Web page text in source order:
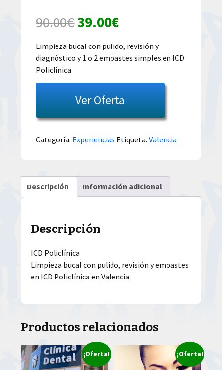
90.00€El
precio
original
era:
90.00€.
39.00€El
precio
actual
es:
39.00€.
Limpieza bucal con pulido, revisión y
diagnóstico y 1 o 2 empastes simples en ICD
Policlínica
Ver Oferta
Categoría: Experiencias Etiqueta:Valencia
Descripción Información adicional
Descripción
ICD Policlínica
Limpieza bucal con pulido, revisión y empastes
en ICD Policlínica en Valencia
Productos relacionados
¡Oferta! ¡Oferta!